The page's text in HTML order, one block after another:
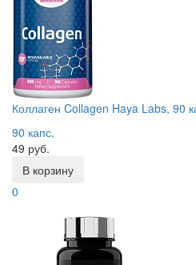
Коллаген Collagen Haya Labs, 90
90 капс.
49 руб.
В корзину
0